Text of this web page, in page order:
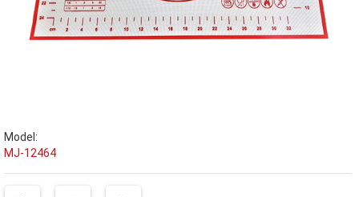
Model:
MJ-12464